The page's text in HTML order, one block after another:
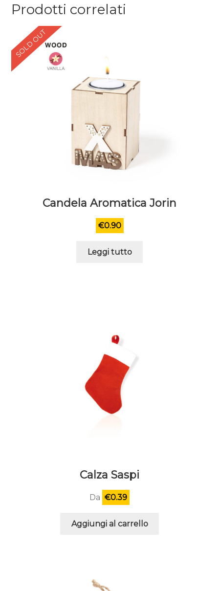
Prodotti correlati
SOLD OUT
Candela Aromatica Jorin
€0.90
Leggi tutto
Calza Saspi
Da €0.39
Aggiungi al carrello